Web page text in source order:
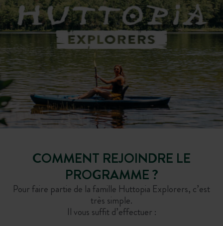
COMMENT REJOINDRE LE
PROGRAMME ?
Pour faire partie de la famille Huttopia Explorers, c’est
très simple.
Il vous suffit d’effectuer :